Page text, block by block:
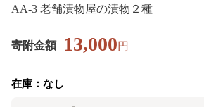
AA-3 老舗漬物屋の漬物２種
寄附金額 13,000円
在庫：なし